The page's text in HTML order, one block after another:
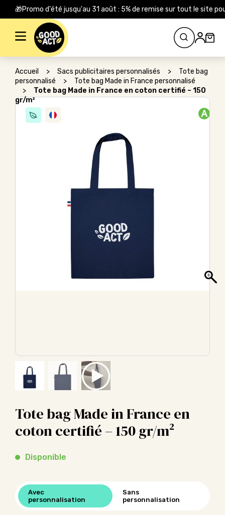
🎁Promo d'été jusqu'au 31 août : 5% de remise sur tout le site
Rechercher :
Accueil > Sacs publicitaires personnalisés >
Tote bag
personnalisé
>
Tote bag Made in France personnalisé
>
Tote bag Made in France en coton certifié – 150
gr/m²
A
Tote bag Made in France en
coton certifié – 150 gr/m²
Disponible
Avec
personnalisation
Sans
personnalisation